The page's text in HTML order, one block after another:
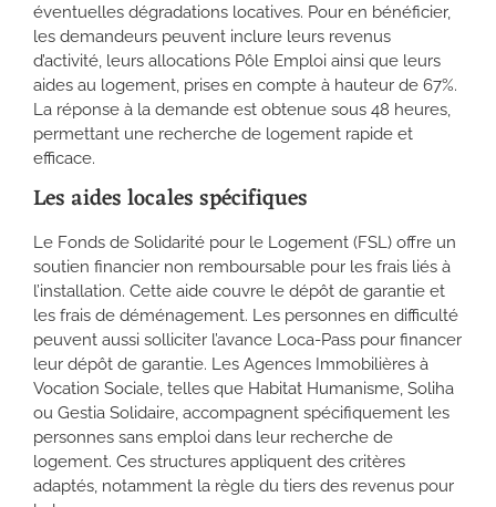
éventuelles dégradations locatives. Pour en bénéficier,
les demandeurs peuvent inclure leurs revenus
d’activité, leurs allocations Pôle Emploi ainsi que leurs
aides au logement, prises en compte à hauteur de 67%.
La réponse à la demande est obtenue sous 48 heures,
permettant une recherche de logement rapide et
efficace.
Les aides locales spécifiques
Le Fonds de Solidarité pour le Logement (FSL) offre un
soutien financier non remboursable pour les frais liés à
l’installation. Cette aide couvre le dépôt de garantie et
les frais de déménagement. Les personnes en difficulté
peuvent aussi solliciter l’avance Loca-Pass pour financer
leur dépôt de garantie. Les Agences Immobilières à
Vocation Sociale, telles que Habitat Humanisme, Soliha
ou Gestia Solidaire, accompagnent spécifiquement les
personnes sans emploi dans leur recherche de
logement. Ces structures appliquent des critères
adaptés, notamment la règle du tiers des revenus pour